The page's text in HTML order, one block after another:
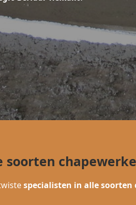
soorten
specialisten in alle